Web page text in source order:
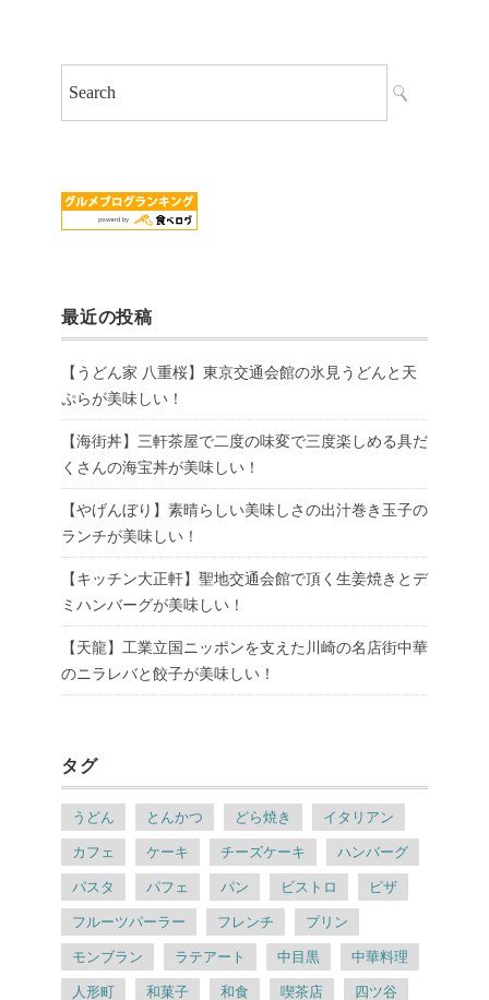
最近の投稿
【うどん家 八重桜】東京交通会館の氷見うどんと天
ぷらが美味しい！
【海街丼】三軒茶屋で二度の味変で三度楽しめる具だ
くさんの海宝丼が美味しい！
【やげんぼり】素晴らしい美味しさの出汁巻き玉子の
ランチが美味しい！
【キッチン大正軒】聖地交通会館で頂く生姜焼きとデ
ミハンバーグが美味しい！
【天龍】工業立国ニッポンを支えた川崎の名店街中華
のニラレバと餃子が美味しい！
タグ
うどん とんかつ どら焼き イタリアン
カフェ ケーキ チーズケーキ ハンバーグ
パスタ パフェ パン ビストロ ピザ
フルーツパーラー フレンチ プリン
モンブラン ラテアート 中目黒 中華料理
人形町 和菓子 和食 喫茶店 四ツ谷